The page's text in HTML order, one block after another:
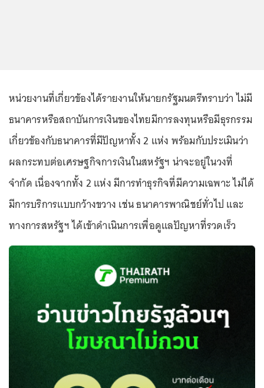
หน่วยงานที่เกี่ยวข้องได้รายงานให้นายกรัฐมนตรีทราบว่า ไม่มี
ธนาคารหรือสถาบันการเงินของไทยมีการลงทุนหรือมีธุรกรรม
เกี่ยวข้องกับธนาคารที่มีปัญหาทั้ง 2 แห่ง พร้อมกับประเมินว่า
ผลกระทบต่อเศรษฐกิจการเงินในสหรัฐฯ น่าจะอยู่ในวงที่
จำกัด เนื่องจากทั้ง 2 แห่ง มีการทำธุรกิจที่มีความเฉพาะ ไม่ได้
มีการบริการแบบกว้างขวาง เช่น ธนาคารพาณิชย์ทั่วไป และ
ทางการสหรัฐฯ ได้เข้าดำเนินการเพื่อดูแลปัญหาที่รวดเร็ว